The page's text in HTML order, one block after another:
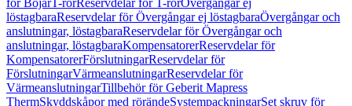
för BöjarT-rörReservdelar för T-rörÖvergångar ej
löstagbaraReservdelar för Övergångar ej löstagbaraÖvergångar och
anslutningar, löstagbaraReservdelar för Övergångar och
anslutningar, löstagbaraKompensatorerReservdelar för
KompensatorerFörslutningarReservdelar för
FörslutningarVärmeanslutningarReservdelar för
VärmeanslutningarTillbehör för Geberit Mapress
ThermSkyddskåpor med rörändeSystempackningarSet skruv för